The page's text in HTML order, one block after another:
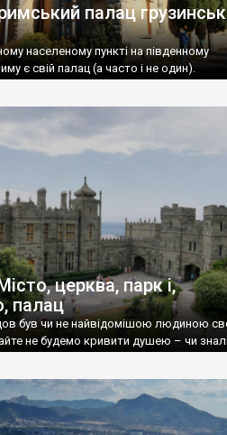
палац
населеному пункті на південному
є свій палац (а часто і не один).
церква, парк і,
палац
був чи не найвідомішою людиною
не будемо кривити душею – чи